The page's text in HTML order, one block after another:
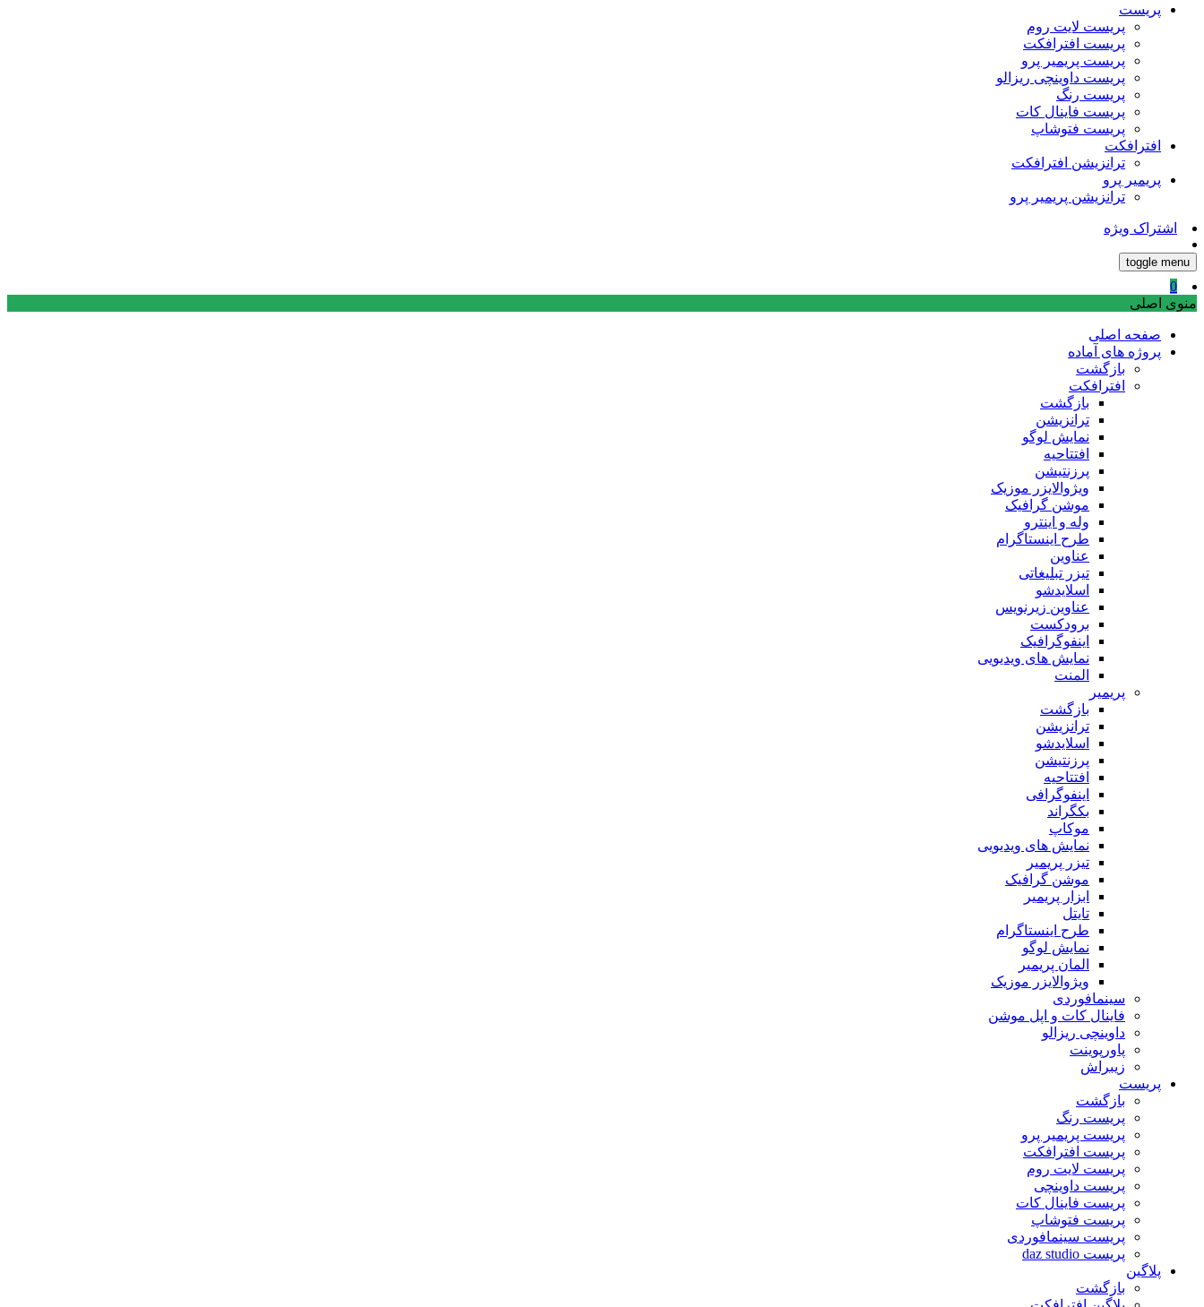
پریست
پریست لایت روم
پریست افترافکت
پریست پریمیر پرو
پریست داوینچی ریزالو
پریست رنگ
پریست فاینال کات
پریست فتوشاپ
افترافکت
ترانزیشن افترافکت
پریمیر پرو
ترانزیشن پریمیر پرو
اشتراک ویژه
toggle menu
0
منوی اصلی
صفحه اصلی
پروژه های آماده
بازگشت
افترافکت
بازگشت
ترانزیشن
نمایش لوگو
افتتاحیه
پرزنتیشن
ویژوالایزر موزیک
موشن گرافیک
وله و اینترو
طرح اینستاگرام
عناوین
تیزر تبلیغاتی
اسلایدشو
عناوین زیرنویس
برودکست
اینفوگرافیک
نمایش های ویدیویی
المنت
پریمیر
بازگشت
ترانزیشن
اسلایدشو
پرزنتیشن
افتتاحیه
اینفوگرافی
بکگراند
موکاپ
نمایش های ویدیویی
تیزر پریمیر
موشن گرافیک
ابزار پریمیر
تایتل
طرح اینستاگرام
نمایش لوگو
المان پریمیر
ویژوالایزر موزیک
سینمافوردی
فاینال کات و اپل موشن
داوینچی ریزالو
پاورپوینت
زیبراش
پریست
بازگشت
پریست رنگ
پریست پریمیر پرو
پریست افترافکت
پریست لایت روم
پریست داوینچی
پریست فاینال کات
پریست فتوشاپ
پریست سینمافوردی
پریست daz studio
پلاگین
بازگشت